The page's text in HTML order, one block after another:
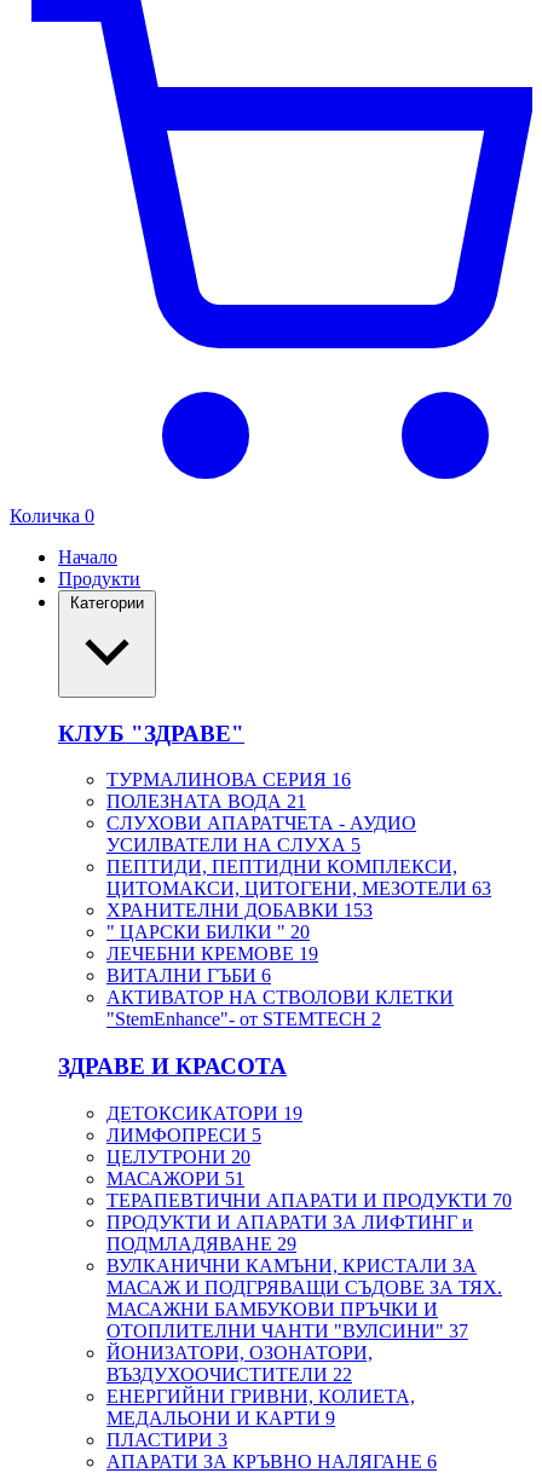
Количка 0
Начало
Продукти
Категории
КЛУБ "ЗДРАВЕ"
ТУРМАЛИНОВА СЕРИЯ 16
ПОЛЕЗНАТА ВОДА 21
СЛУХОВИ АПАРАТЧЕТА - АУДИО
УСИЛВАТЕЛИ НА СЛУХА 5
ПЕПТИДИ, ПЕПТИДНИ КОМПЛЕКСИ,
ЦИТОМАКСИ, ЦИТОГЕНИ, МЕЗОТЕЛИ 63
ХРАНИТЕЛНИ ДОБАВКИ 153
" ЦАРСКИ БИЛКИ " 20
ЛЕЧЕБНИ КРЕМОВЕ 19
ВИТАЛНИ ГЪБИ 6
АКТИВАТОР НА СТВОЛОВИ КЛЕТКИ
"StemEnhance"- от STEMTECH 2
ЗДРАВЕ И КРАСОТА
ДЕТОКСИКАТОРИ 19
ЛИМФОПРЕСИ 5
ЦЕЛУТРОНИ 20
МАСАЖОРИ 51
ТЕРАПЕВТИЧНИ АПАРАТИ И ПРОДУКТИ 70
ПРОДУКТИ И АПАРАТИ ЗА ЛИФТИНГ и
ПОДМЛАДЯВАНЕ 29
ВУЛКАНИЧНИ КАМЪНИ, КРИСТАЛИ ЗА
МАСАЖ И ПОДГРЯВАЩИ СЪДОВЕ ЗА ТЯХ.
МАСАЖНИ БАМБУКОВИ ПРЪЧКИ И
ОТОПЛИТЕЛНИ ЧАНТИ "ВУЛСИНИ" 37
ЙОНИЗАТОРИ, ОЗОНАТОРИ,
ВЪЗДУХООЧИСТИТЕЛИ 22
ЕНЕРГИЙНИ ГРИВНИ, КОЛИЕТА,
МЕДАЛЬОНИ И КАРТИ 9
ПЛАСТИРИ 3
АПАРАТИ ЗА КРЪВНО НАЛЯГАНЕ 6